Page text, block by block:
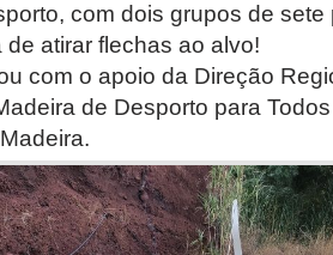
com dois grupos de
atirar flechas ao alvo!
com o apoio da Direção
de Desporto para